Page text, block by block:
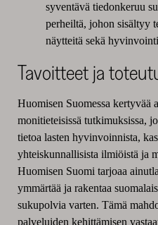
syventävä tiedonkeruu
perheiltä, johon sisältyy
näytteitä sekä
Tavoitteet ja
Huomisen Suomessa kertyvää
monitieteisissä tutkimuksissa,
tietoa lasten hyvinvoinnista,
yhteiskunnallisista ilmiöistä ja
Huomisen Suomi tarjoaa
ymmärtää ja rakentaa
sukupolvia varten. Tämä
palveluiden kehittämisen